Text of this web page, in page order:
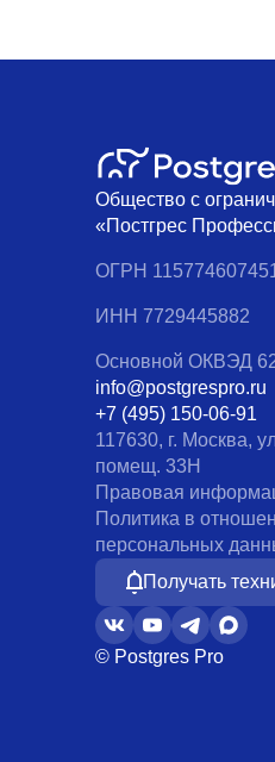
Общество с
«Постгрес
ОГРН
ИНН 7729445882
Основной ОКВЭД
info@postgrespro.ru
+7 (495) 150-06-91
117630, г. Москва,
помещ. 33Н
Правовая
Политика в
персональных
Получать
© Postgres Pro